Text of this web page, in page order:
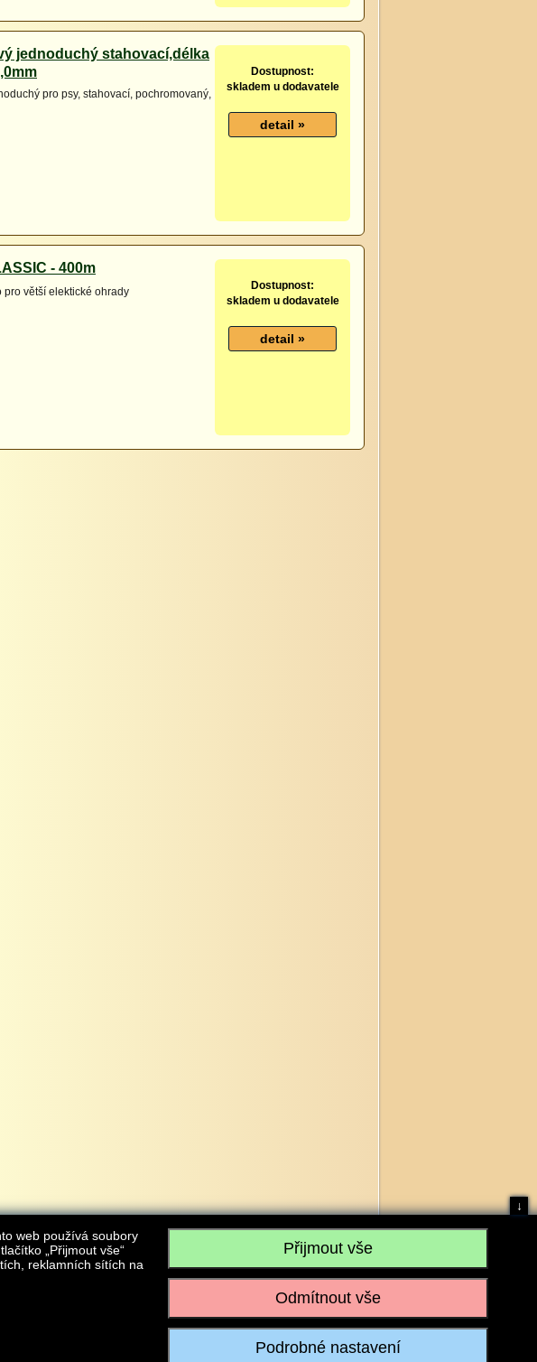
jednoduchý stahovací,délka
pro psy, stahovací, pochromovaný,
Dostupnost:
skladem u dodavatele
- 400m
větší elektické ohrady
Dostupnost:
skladem u dodavatele
je AGROMARKET IRSI s.r.o., IČO: 28304845, se sídlem č.p. 17, 768 75 Loukov
Realizace:w-software.com
web používá soubory
„Přijmout vše“
reklamních sítích na
↓